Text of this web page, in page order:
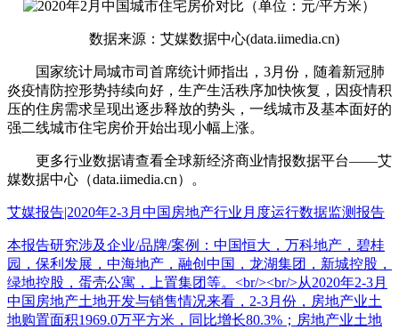
数据来源：艾媒数据中心(data.iimedia.cn)
国家统计局城市司首席统计师指出，3月份，随着新冠肺
炎疫情防控形势持续向好，生产生活秩序加快恢复，因疫情积
压的住房需求呈现出逐步释放的势头，一线城市及基本面好的
强二线城市住宅房价开始出现小幅上涨。
更多行业数据请查看全球新经济商业情报数据平台——艾
媒数据中心（data.iimedia.cn）。
艾媒报告|2020年2-3月中国房地产行业月度运行数据监测报告
本报告研究涉及企业/品牌/案例：中国恒大，万科地产，碧桂
园，保利发展，中海地产，融创中国，龙湖集团，新城控股，
绿地控股，蛋壳公寓，上置集团等。<br/><br/>从2020年2-3月
中国房地产土地开发与销售情况来看，2-3月份，房地产业土
地购置面积1969.0万平方米，同比增长80.3%；房地产业土地